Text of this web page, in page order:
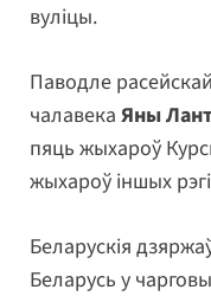
вуліцы.
Паводле
чалавека Яны
пяць жыхароў
жыхароў іншых
Беларускія
Беларусь у